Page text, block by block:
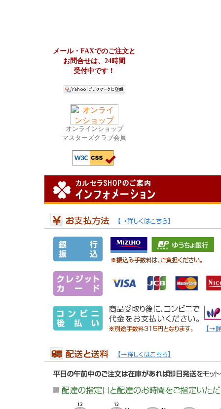
メール・FAXでのご注文と
お問合せは、24時間
受付中です！
オンラインショップ
マスターズクラブ会員